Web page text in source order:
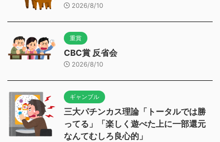
2026/8/10
重賞
CBC賞 反省会
2026/8/10
ギャンブル
三大パチンカス理論「トータルでは勝
ってる」「楽しく遊べた上に一部還元
なんてむしろ良心的」